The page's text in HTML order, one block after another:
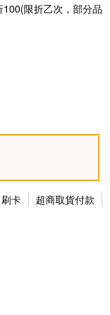
100(限折乙次，部分品
刷卡
超商取貨付款